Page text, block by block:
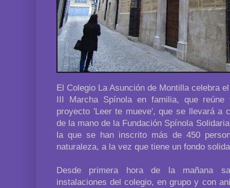
El Colegio La Asunción de Montilla celebra
III Marcha Spínola en familia, que
proyecto 'Leer te mueve', que se llevará a
de la mano de la Fundación Spínola
la que se han inscrito más de 450
naturaleza, a la vez que tiene un fondo
Desde primera hora de la mañana
instalaciones del colegio, en grupo y con